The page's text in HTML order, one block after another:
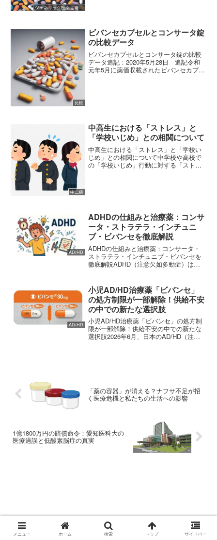
ジェネリック医薬品発売開始
比較
ビバンセカプセルとコンサータ錠
の比較データ
ビバンセカプセルとコンサータ錠の比較
データ追記：2020年5月28日 追記令和
元年5月に薬価収載されたビバンセカプセ
中二病
中高生における「ストレス」と
「学校いじめ」との相関について
中高生における「ストレス」と「学校い
じめ」との相関について中学校や高校で
の「学校いじめ」行動に対する「ストレ
AD/HD
ADHDの仕組みと治療薬：コンサ
ータ・ストラテラ・インチュニ
ブ・ビバンセを徹底解説
ADHDの仕組みと治療薬：コンサータ・
ストラテラ・インチュニブ・ビバンセを
徹底解説ADHD（注意欠如多動症）は、
りませんでした。しかし現在では、脳の
神経伝達物質の働きや、...
AD/HD
小児AD/HD治療薬「ビバンセ」
の処方制限が一部解除！供給不安
の中での新たな選択肢
小児AD/HD治療薬「ビバンセ」の処方制
限が一部解除！供給不安の中での新たな
選択肢2026年6月、日本のAD/HD（注意
「薬の容器」が消える？ナフサ不足が招
く医療危機と私たちの生活への影響
1億1800万円の賠償命令：愛知医科大の
医療過誤と低酸素脳症の真実
おじさん薬剤師の日記
メニュー ホーム 検索 トップ サイドバー